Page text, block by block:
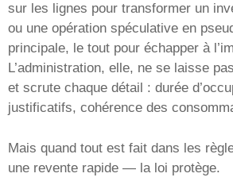
sur les lignes pour transformer un
ou une opération spéculative en
principale, le tout pour échapper à
L’administration, elle, ne se laisse
et scrute chaque détail : durée
justificatifs, cohérence des
Mais quand tout est fait dans les
une revente rapide — la loi protège.